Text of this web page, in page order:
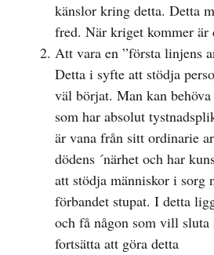
känslor kring detta. Detta
fred. När kriget kommer är
Att vara en ”första linjens
Detta i syfte att stödja
väl börjat. Man kan
som har absolut
är vana från sitt ordinarie
dödens ´närhet och har
att stödja människor i sorg
förbandet stupat. I detta
och få någon som vill
fortsätta att göra detta